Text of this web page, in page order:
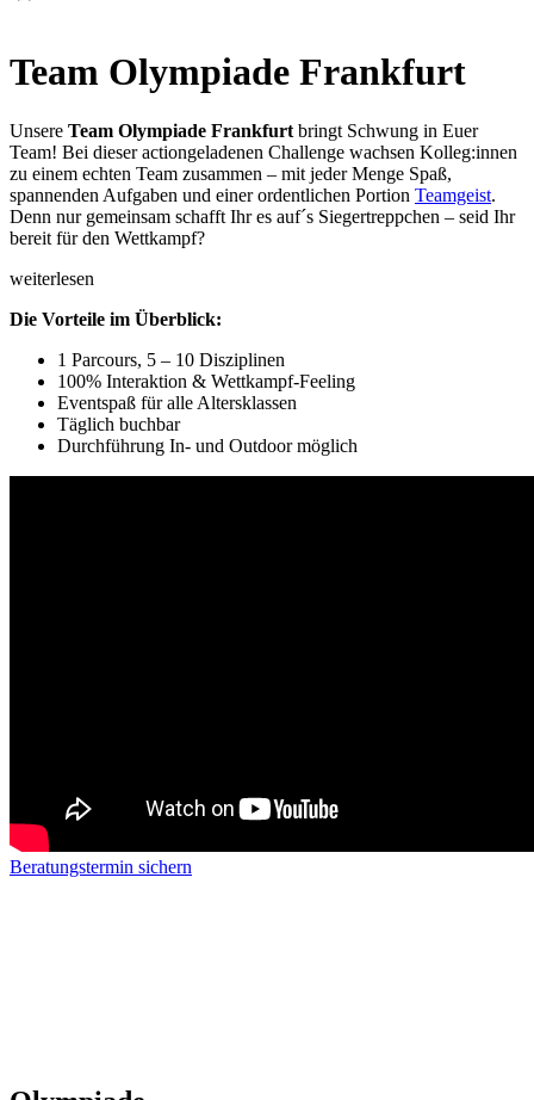
Team Olympiade Frankfurt
Unsere Team Olympiade Frankfurt bringt Schwung in Euer
Team! Bei dieser actiongeladenen Challenge wachsen Kolleg:innen
zu einem echten Team zusammen – mit jeder Menge Spaß,
spannenden Aufgaben und einer ordentlichen Portion Teamgeist.
Denn nur gemeinsam schafft Ihr es auf´s Siegertreppchen – seid Ihr
bereit für den Wettkampf?
weiterlesen
Die Vorteile im Überblick:
1 Parcours, 5 – 10 Disziplinen
100% Interaktion & Wettkampf-Feeling
Eventspaß für alle Altersklassen
Täglich buchbar
Durchführung In- und Outdoor möglich
Beratungstermin sichern